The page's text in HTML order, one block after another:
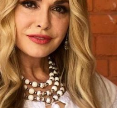
Шоу-
Бизнеса